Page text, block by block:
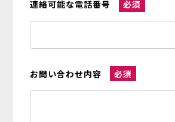
連絡可能な電話番号 必須
お問い合わせ内容 必須